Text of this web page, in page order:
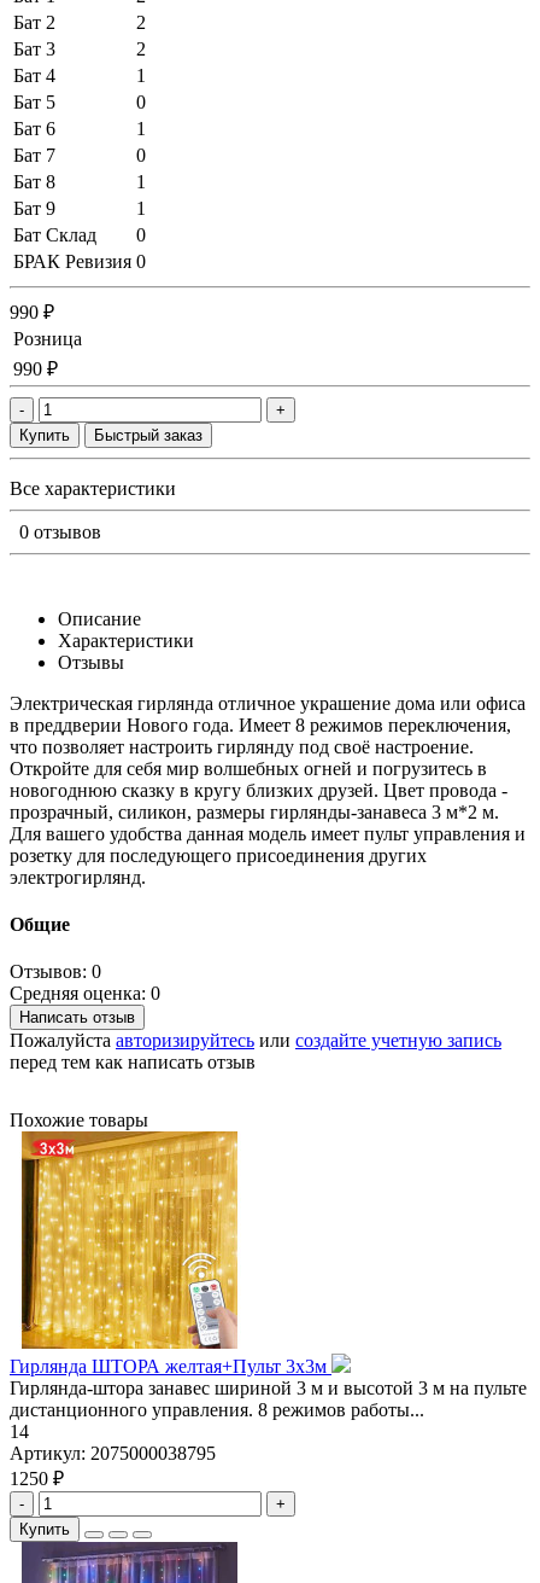
Бат 2
2
Бат 3
2
Бат 4
1
Бат 5
0
Бат 6
1
Бат 7
0
Бат 8
1
Бат 9
1
Бат Склад
0
БРАК Ревизия 0
990 ₽
Розница
990 ₽
-
+
Купить
Быстрый заказ
Все характеристики
0 отзывов
Описание
Характеристики
Отзывы
Электрическая гирлянда отличное украшение дома или офиса
в преддверии Нового года. Имеет 8 режимов переключения,
что позволяет настроить гирлянду под своё настроение.
Откройте для себя мир волшебных огней и погрузитесь в
новогоднюю сказку в кругу близких друзей. Цвет провода -
прозрачный, силикон, размеры гирлянды-занавеса 3 м*2 м.
Для вашего удобства данная модель имеет пульт управления и
розетку для последующего присоединения других
электрогирлянд.
Общие
Отзывов: 0
Средняя оценка: 0
Написать отзыв
Пожалуйста авторизируйтесь или создайте учетную запись
перед тем как написать отзыв
Похожие товары
Гирлянда ШТОРА желтая+Пульт 3х3м
Гирлянда-штора занавес шириной 3 м и высотой 3 м на пульте
дистанционного управления. 8 режимов работы...
14
Артикул: 2075000038795
1250 ₽
-
+
Купить